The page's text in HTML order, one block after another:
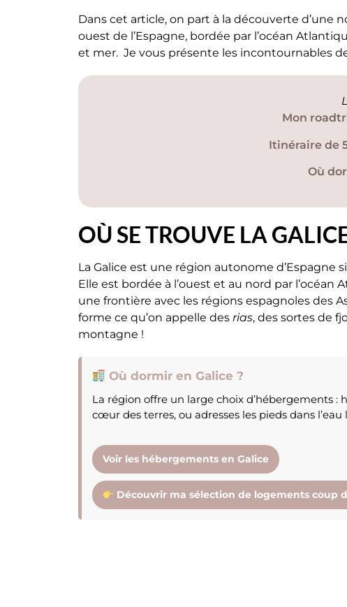
Dans cet article, on part à la découverte d’une
ouest de l’Espagne, bordée par l’océan
et mer. Je vous présente les incontournables
Mon
Itinéraire de
Où
OÙ SE TROUVE LA
La Galice est une région autonome d’Espagne
Elle est bordée à l’ouest et au nord par l’océan
une frontière avec les régions espagnoles des
forme ce qu’on appelle des rias, des sortes de
montagne !
Où dormir en Galice ?
La région offre un large choix d’hébergements :
cœur des terres, ou adresses les pieds dans
Voir les hébergements en Galice
Découvrir ma sélection de logements coup